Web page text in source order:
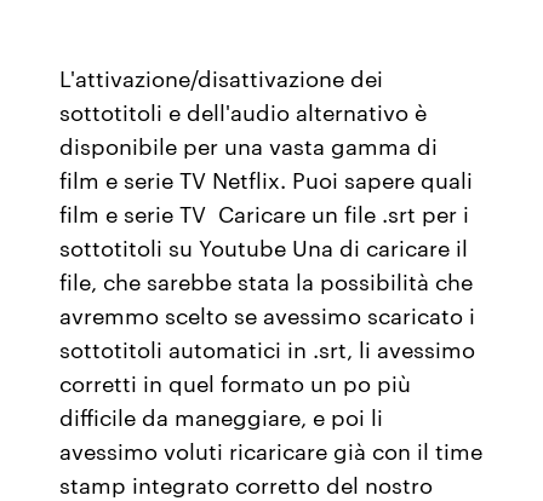
L'attivazione/disattivazione dei
sottotitoli e dell'audio alternativo è
disponibile per una vasta gamma di
film e serie TV Netflix. Puoi sapere quali
film e serie TV Caricare un file .srt per i
sottotitoli su Youtube Una di caricare il
file, che sarebbe stata la possibilità che
avremmo scelto se avessimo scaricato i
sottotitoli automatici in .srt, li avessimo
corretti in quel formato un po più
difficile da maneggiare, e poi li
avessimo voluti ricaricare già con il time
stamp integrato corretto del nostro